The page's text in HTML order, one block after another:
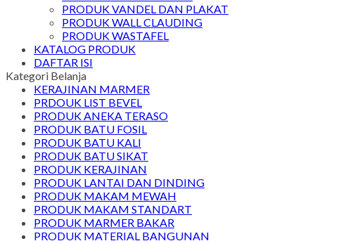
PRODUK VANDEL DAN PLAKAT
PRODUK WALL CLAUDING
PRODUK WASTAFEL
KATALOG PRODUK
DAFTAR ISI
Kategori Belanja
KERAJINAN MARMER
PRDOUK LIST BEVEL
PRODUK ANEKA TERASO
PRODUK BATU FOSIL
PRODUK BATU KALI
PRODUK BATU SIKAT
PRODUK KERAJINAN
PRODUK LANTAI DAN DINDING
PRODUK MAKAM MEWAH
PRODUK MAKAM STANDART
PRODUK MARMER BAKAR
PRODUK MATERIAL BANGUNAN